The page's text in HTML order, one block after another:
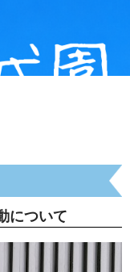
について